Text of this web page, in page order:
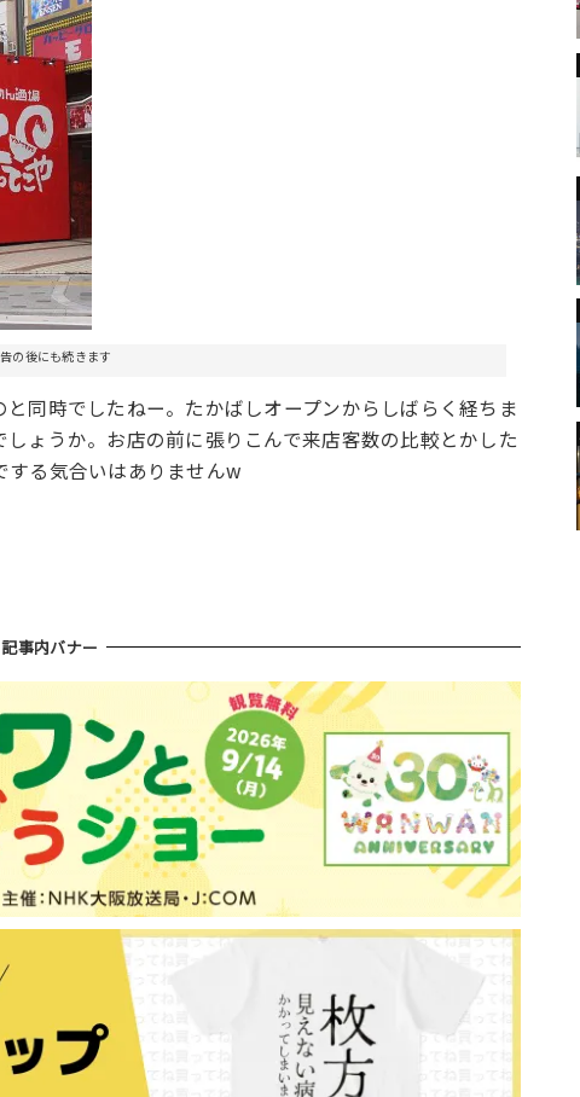
の後にも続きます
同時でしたねー。たかばしオープンからしばらく経ちま
ょうか。お店の前に張りこんで来店客数の比較とかした
する気合いはありませんw
記事内バナー